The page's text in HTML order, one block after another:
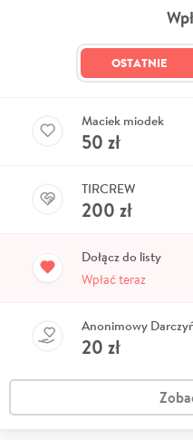
OSTATNIE
Maciek miodek
50 zł
TIRCREW
200 zł
Dołącz do listy
Wpłać teraz
Anonimowy
20 zł